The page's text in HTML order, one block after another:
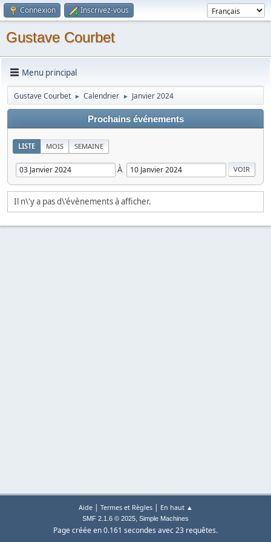
Connexion Inscrivez-vous
Gustave Courbet
Menu principal
Gustave Courbet ► Calendrier ► Janvier 2024
Prochains événements
LISTE MOIS SEMAINE
À
Il n\'y a pas d\'évènements à afficher.
Aide| Termes et Règles| En haut ▲
SMF 2.1.6 © 2025, Simple Machines
Page créée en 0.161 secondes avec 23 requêtes.